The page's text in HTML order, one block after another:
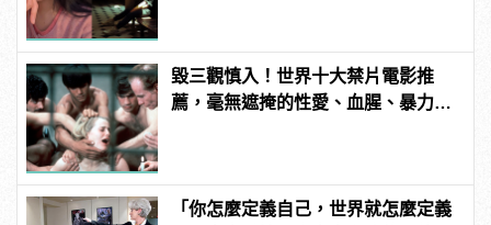
毀三觀慎入！世界十大禁片電影推
薦，毫無遮掩的性愛、血腥、暴力、
「你怎麼定義自己，世界就怎麼定義